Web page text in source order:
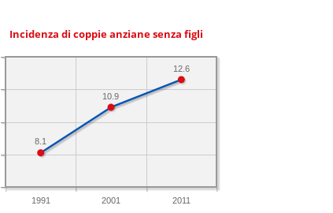
Incidenza di coppie anziane senza figli
1991 2001 2011
12.6
10.9
8.1